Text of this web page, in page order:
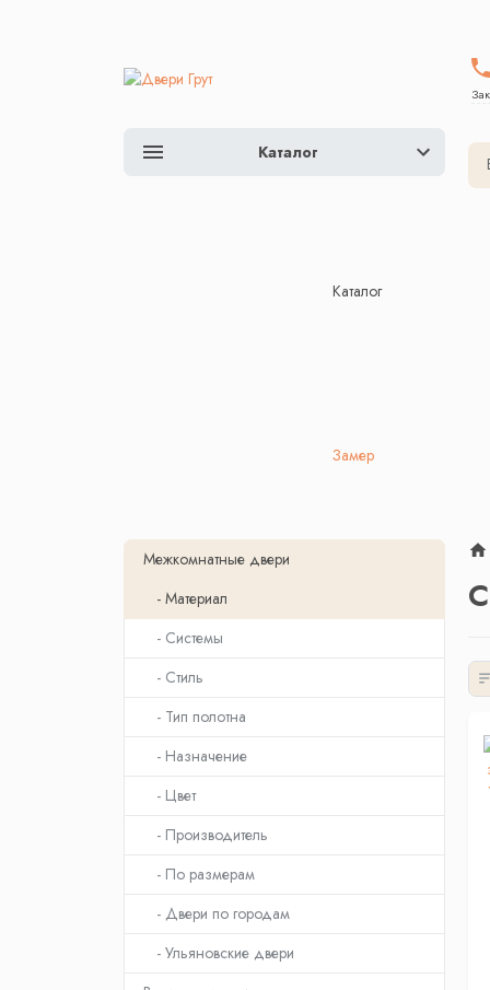
Каталог
Каталог
Замер
Межкомнатные двери
- Материал
- Системы
- Стиль
- Тип полотна
- Назначение
- Цвет
- Производитель
- По размерам
- Двери по городам
- Ульяновские двери